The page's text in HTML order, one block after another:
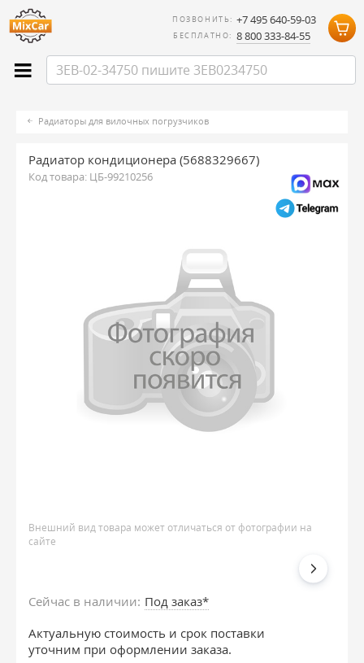
ПОЗВОНИТЬ: +7 495 640-59-03
БЕСПЛАТНО: 8 800 333-84-55
Радиаторы для вилочных погрузчиков
Радиатор кондиционера (5688329667)
Код товара: ЦБ-99210256
Внешний вид товара может отличаться от фотографии на
сайте
Сейчас в наличии: Под заказ*
Актуальную стоимость и срок поставки
уточним при оформлении заказа.